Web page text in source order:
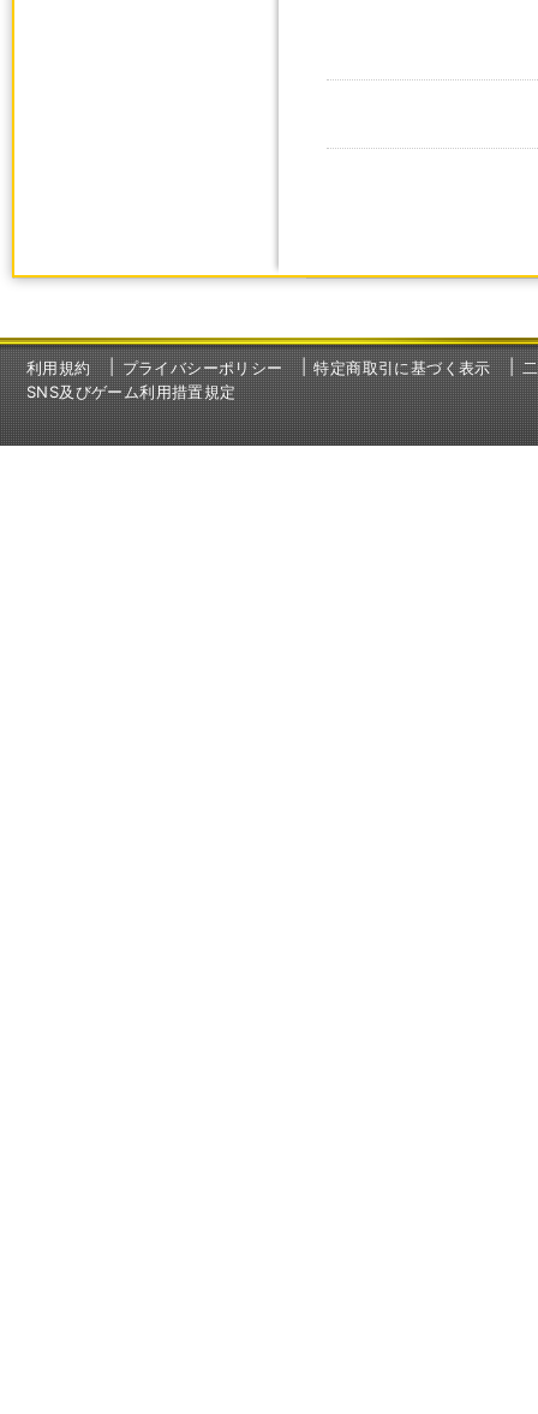
利用規約 プライバシーポリシー 特定商取引に基づく表示
SNS及びゲーム利用措置規定